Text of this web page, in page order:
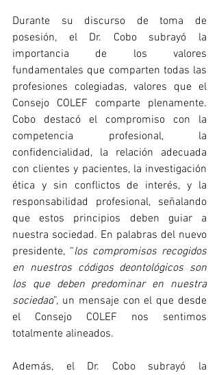
Durante su discurso de toma de
posesión, el Dr. Cobo subrayó la
importancia de los valores
fundamentales que comparten todas las
profesiones colegiadas, valores que el
Consejo COLEF comparte plenamente.
Cobo destacó el compromiso con la
competencia profesional, la
confidencialidad, la relación adecuada
con clientes y pacientes, la investigación
ética y sin conflictos de interés, y la
responsabilidad profesional, señalando
que estos principios deben guiar a
nuestra sociedad. En palabras del nuevo
presidente, “los compromisos recogidos
en nuestros códigos deontológicos son
los que deben predominar en nuestra
sociedad”, un mensaje con el que desde
el Consejo COLEF nos sentimos
totalmente alineados.
Además, el Dr. Cobo subrayó la